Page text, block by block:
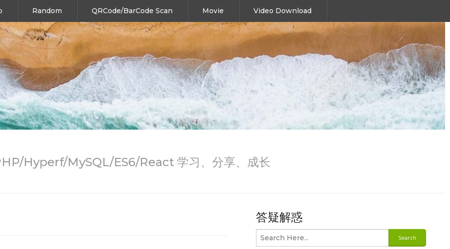
Random QRCode/BarCode Scan Movie Video Download
Hyperf/MySQL/ES6/React 学习、分享、成长
答疑解惑